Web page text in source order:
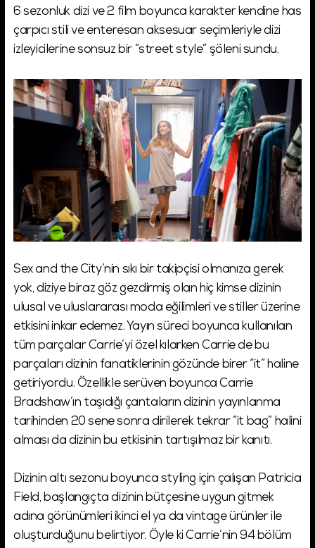
6 sezonluk dizi ve 2 film boyunca karakter kendine has
çarpıcı stili ve enteresan aksesuar seçimleriyle dizi
izleyicilerine sonsuz bir “street style” şöleni sundu.
Sex and the City’nin sıkı bir takipçisi olmanıza gerek
yok, diziye biraz göz gezdirmiş olan hiç kimse dizinin
ulusal ve uluslararası moda eğilimleri ve stiller üzerine
etkisini inkar edemez. Yayın süreci boyunca kullanılan
tüm parçalar Carrie’yi özel kılarken Carrie de bu
parçaları dizinin fanatiklerinin gözünde birer “it” haline
getiriyordu. Özellikle serüven boyunca Carrie
Bradshaw’ın taşıdığı çantaların dizinin yayınlanma
tarihinden 20 sene sonra dirilerek tekrar “it bag” halini
alması da dizinin bu etkisinin tartışılmaz bir kanıtı.
Dizinin altı sezonu boyunca styling için çalışan Patricia
Field, başlangıçta dizinin bütçesine uygun gitmek
adına görünümleri ikinci el ya da vintage ürünler ile
oluşturduğunu belirtiyor. Öyle ki Carrie’nin 94 bölüm